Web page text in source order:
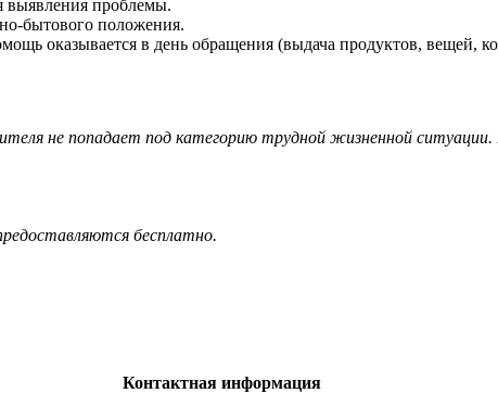
выявления проблемы.
бытового положения.
оказывается в день обращения (выдача продуктов, вещей,
не попадает под категорию трудной жизненной
бесплатно.
Контактная информация